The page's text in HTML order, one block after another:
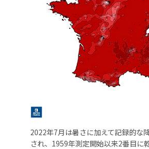
2022年7月は暑さに加えて記録的な
され、1959年測定開始以来2番目に